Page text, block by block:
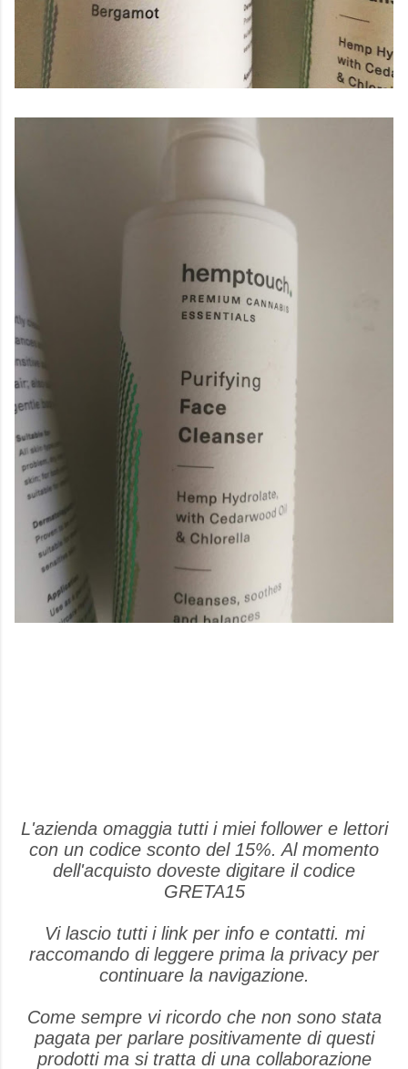
L'azienda omaggia tutti i miei follower e lettori
con un codice sconto del 15%. Al momento
dell'acquisto doveste digitare il codice
GRETA15
Vi lascio tutti i link per info e contatti. mi
raccomando di leggere prima la privacy per
continuare la navigazione.
Come sempre vi ricordo che non sono stata
pagata per parlare positivamente di questi
prodotti ma si tratta di una collaborazione